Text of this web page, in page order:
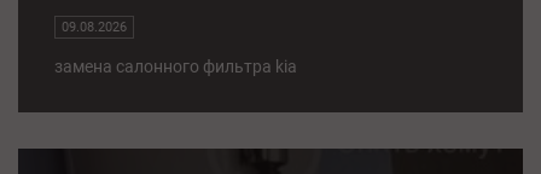
09.08.2026
замена салонного фильтра kia